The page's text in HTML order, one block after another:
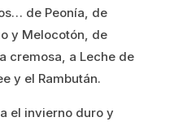
de Peonía, de
y Melocotón, de
cremosa, a Leche de
y el Rambután.
el invierno duro y